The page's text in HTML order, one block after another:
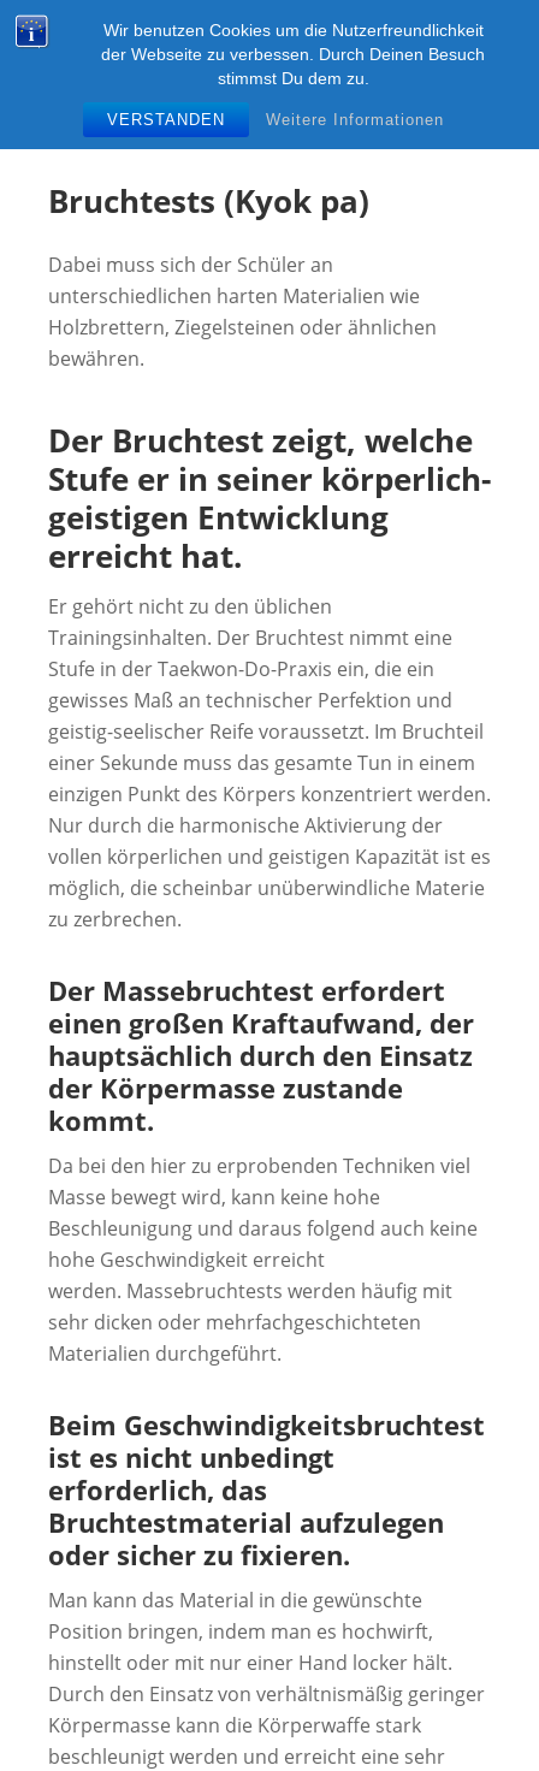
Wir benutzen Cookies um die Nutzerfreundlichkeit
der Webseite zu verbessen. Durch Deinen Besuch
stimmst Du dem zu.
VERSTANDEN Weitere Informationen
Zum
InhaltKUMGANG-DRESDEN
Kampfsport ITF-Taekwon-Do in Dresden im SSC
"Hart am Wind" e.V.
Bruchtests (Kyok pa)
Dabei muss sich der Schüler an
unterschiedlichen harten Materialien wie
Holzbrettern, Ziegelsteinen oder ähnlichen
bewähren.
Der Bruchtest zeigt, welche
Stufe er in seiner körperlich-
geistigen Entwicklung
erreicht hat.
Er gehört nicht zu den üblichen
Trainingsinhalten. Der Bruchtest nimmt eine
Stufe in der Taekwon-Do-Praxis ein, die ein
gewisses Maß an technischer Perfektion und
geistig-seelischer Reife voraussetzt. Im Bruchteil
einer Sekunde muss das gesamte Tun in einem
einzigen Punkt des Körpers konzentriert werden.
Nur durch die harmonische Aktivierung der
vollen körperlichen und geistigen Kapazität ist es
möglich, die scheinbar unüberwindliche Materie
zu zerbrechen.
Der Massebruchtest erfordert
einen großen Kraftaufwand, der
hauptsächlich durch den Einsatz
der Körpermasse zustande
kommt.
Da bei den hier zu erprobenden Techniken viel
Masse bewegt wird, kann keine hohe
Beschleunigung und daraus folgend auch keine
hohe Geschwindigkeit erreicht
werden. Massebruchtests werden häufig mit
sehr dicken oder mehrfachgeschichteten
Materialien durchgeführt.
Beim Geschwindigkeitsbruchtest
ist es nicht unbedingt
erforderlich, das
Bruchtestmaterial aufzulegen
oder sicher zu fixieren.
Man kann das Material in die gewünschte
Position bringen, indem man es hochwirft,
hinstellt oder mit nur einer Hand locker hält.
Durch den Einsatz von verhältnismäßig geringer
Körpermasse kann die Körperwaffe stark
beschleunigt werden und erreicht eine sehr